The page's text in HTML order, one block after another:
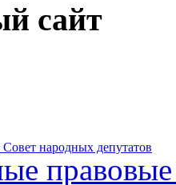
сайт
народных депутатов